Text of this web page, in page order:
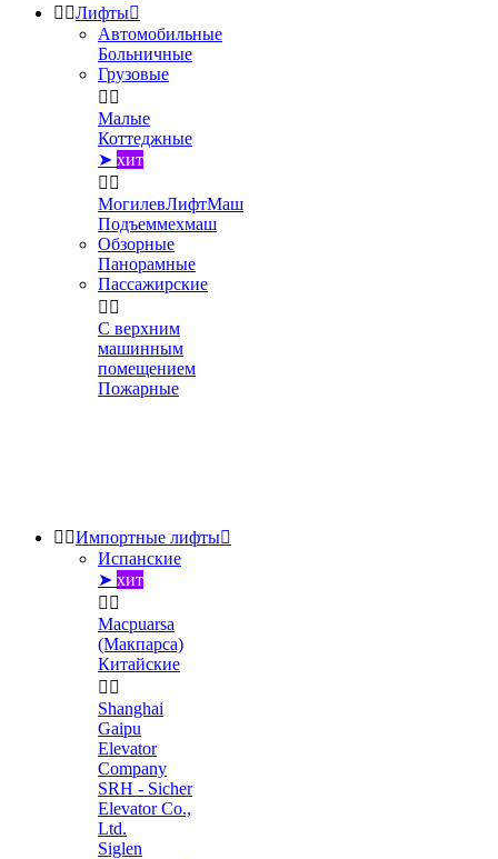
 Лифты
Автомобильные
Больничные
Грузовые
 
Малые
Коттеджные
➤ хит
 
МогилевЛифтМаш
Подъеммехмаш
Обзорные
Панорамные
Пассажирские
 
С верхним
машинным
помещением
Пожарные
 Импортные лифты
Испанские
➤ хит
 
Macpuarsa
(Макпарса)
Китайские
 
Shanghai
Gaipu
Elevator
Company
SRH - Sicher
Elevator Co.,
Ltd.
Siglen